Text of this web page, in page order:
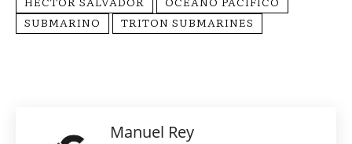
SUBMARINO
TRITON SUBMARINES
Manuel Rey